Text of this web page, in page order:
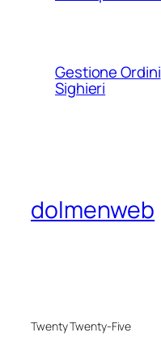
Gestione Ordini
Sighieri
dolmenweb
Twenty Twenty-Five